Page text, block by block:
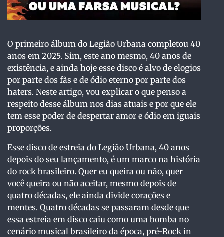
O primeiro álbum do Legião Urbana completou 40
anos em 2025. Sim, este ano mesmo, 40 anos de
existência, e ainda hoje esse disco é alvo de elogios
por parte dos fãs e de ódio eterno por parte dos
haters. Neste artigo, vou explicar o que penso a
respeito desse álbum nos dias atuais e por que ele
tem esse poder de despertar amor e ódio em iguais
proporções.
Esse disco de estreia do Legião Urbana, 40 anos
depois do seu lançamento, é um marco na história
do rock brasileiro. Quer eu queira ou não, quer
você queira ou não aceitar, mesmo depois de
quatro décadas, ele ainda divide corações e
mentes. Quatro décadas se passaram desde que
essa estreia em disco caiu como uma bomba no
cenário musical brasileiro da época, pré-Rock in